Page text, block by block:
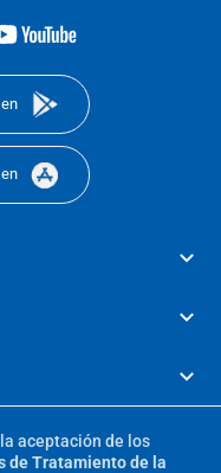
youtube-
aceptación de los
de Tratamiento de la